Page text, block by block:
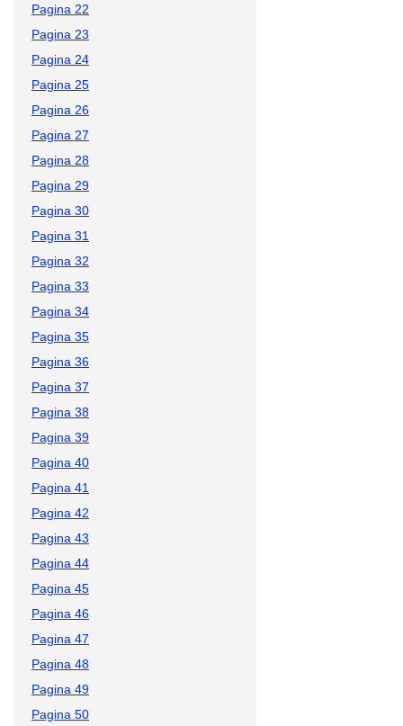
Pagina 22
Pagina 23
Pagina 24
Pagina 25
Pagina 26
Pagina 27
Pagina 28
Pagina 29
Pagina 30
Pagina 31
Pagina 32
Pagina 33
Pagina 34
Pagina 35
Pagina 36
Pagina 37
Pagina 38
Pagina 39
Pagina 40
Pagina 41
Pagina 42
Pagina 43
Pagina 44
Pagina 45
Pagina 46
Pagina 47
Pagina 48
Pagina 49
Pagina 50